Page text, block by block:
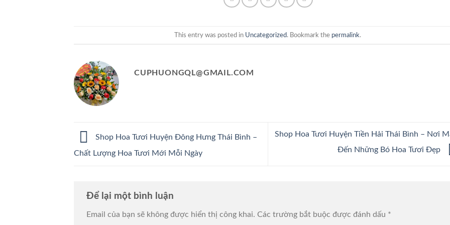
This entry was posted in Uncategorized. Bookmark the permalink.
CUPHUONGQL@GMAIL.COM
Shop Hoa Tươi Huyện Đông Hưng Thái Bình –
Chất Lượng Hoa Tươi Mới Mỗi Ngày
Shop Hoa Tươi Huyện Tiền Hải Thái Bình – Nơi
Đến Những Bó Hoa Tươi Đẹp
Để lại một bình luận
Email của bạn sẽ không được hiển thị công khai. Các trường bắt buộc được đánh dấu *